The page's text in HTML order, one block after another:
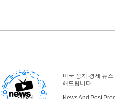
미국 정치·경제 뉴
해드립니다.
News And Post